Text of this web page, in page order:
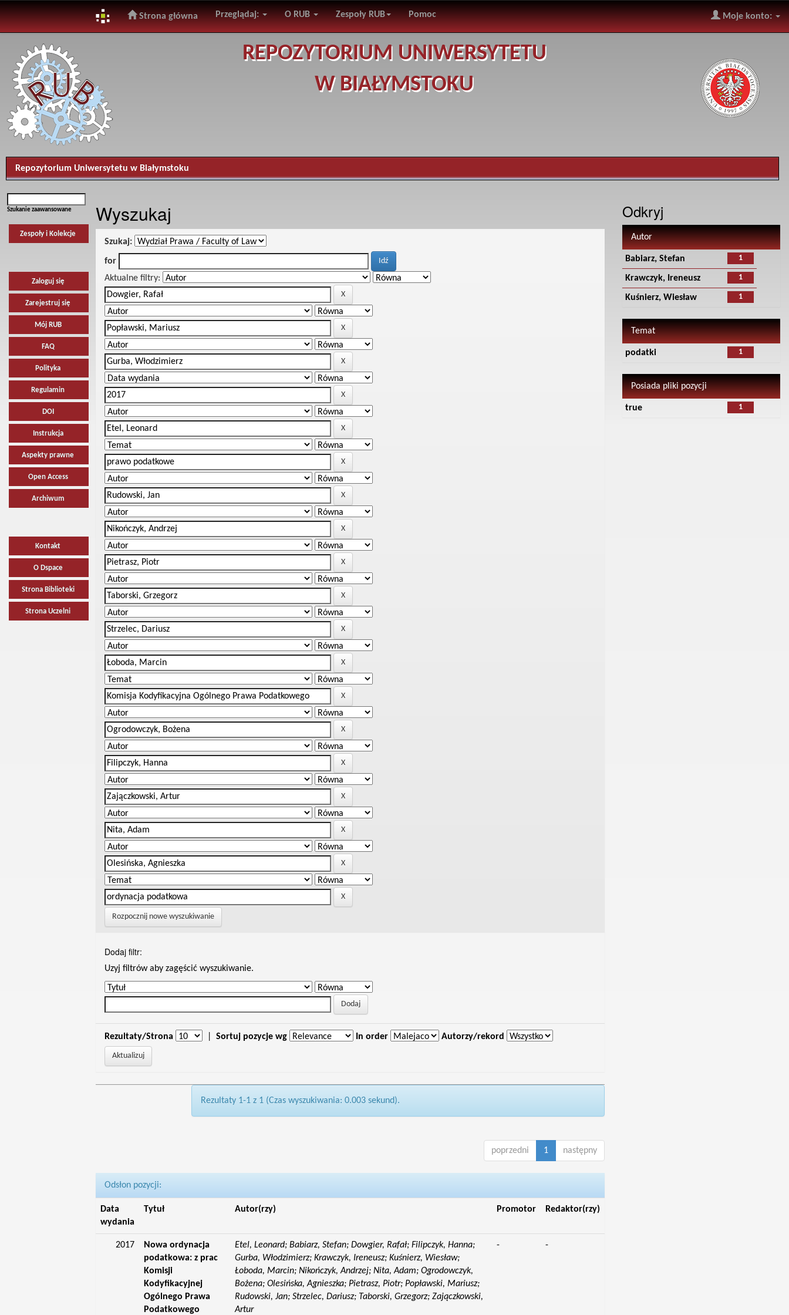
navigation
Strona główna Przeglądaj: O RUB Zespoły RUB Pomoc Moje konto:
REPOZYTORIUM UNIWERSYTETU
W BIAŁYMSTOKU
Repozytorium Uniwersytetu w Białymstoku
Szukanie zaawansowane
Zespoły i Kolekcje
Zaloguj się
Zarejestruj się
Mój RUB
FAQ
Polityka
Regulamin
DOI
Instrukcja
Aspekty prawne
Open Access
Archiwum
Kontakt
O Dspace
Strona Biblioteki
Strona Uczelni
Wyszukaj
Szukaj:
for
Aktualne filtry:
Rozpocznij nowe wyszukiwanie
Dodaj filtr:
Uzyj filtrów aby zagęścić wyszukiwanie.
Rezultaty/Strona Sortuj pozycje wg In order Autorzy/rekord
Rezultaty 1-1 z 1 (Czas wyszukiwania: 0.003 sekund).
poprzedni 1 następny
Odsłon pozycji:
Data
wydania
Tytuł Autor(rzy) Promotor Redaktor(rzy)
2017
Nowa ordynacja
podatkowa: z prac
Komisji
Kodyfikacyjnej
Ogólnego Prawa
Podatkowego
Etel, Leonard; Babiarz, Stefan; Dowgier, Rafał; Filipczyk, Hanna;
Gurba, Włodzimierz; Krawczyk, Ireneusz; Kuśnierz, Wiesław;
Łoboda, Marcin; Nikończyk, Andrzej; Nita, Adam; Ogrodowczyk,
Bożena; Olesińska, Agnieszka; Pietrasz, Piotr; Popławski, Mariusz;
Rudowski, Jan; Strzelec, Dariusz; Taborski, Grzegorz; Zajączkowski,
Artur
- -
Odkryj
Autor
1
Babiarz, Stefan
1
Krawczyk, Ireneusz
1
Kuśnierz, Wiesław
Temat
1
podatki
Posiada pliki pozycji
1
true